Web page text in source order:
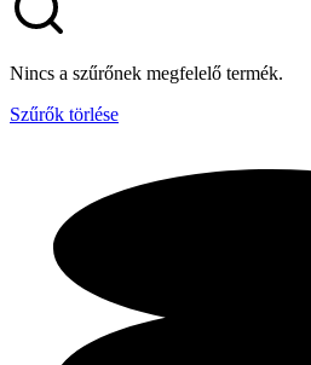
Nincs a szűrőnek megfelelő termék.
Szűrők törlése